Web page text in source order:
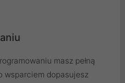
masz pełną
wsparciem dopasujesz